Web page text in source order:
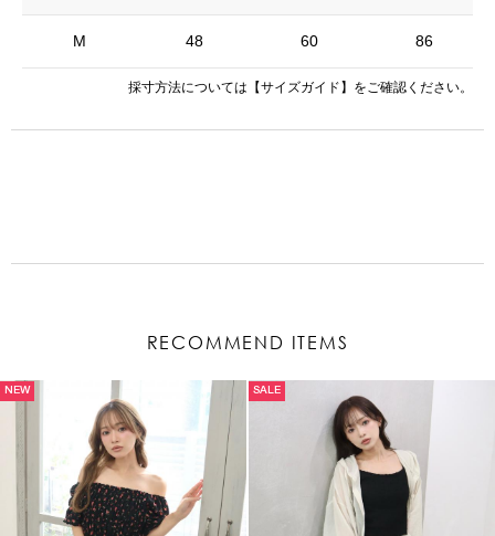
M 48 60 86
採寸方法については 【サイズガイド】 をご確認ください。
RECOMMEND ITEMS
NEW SALE